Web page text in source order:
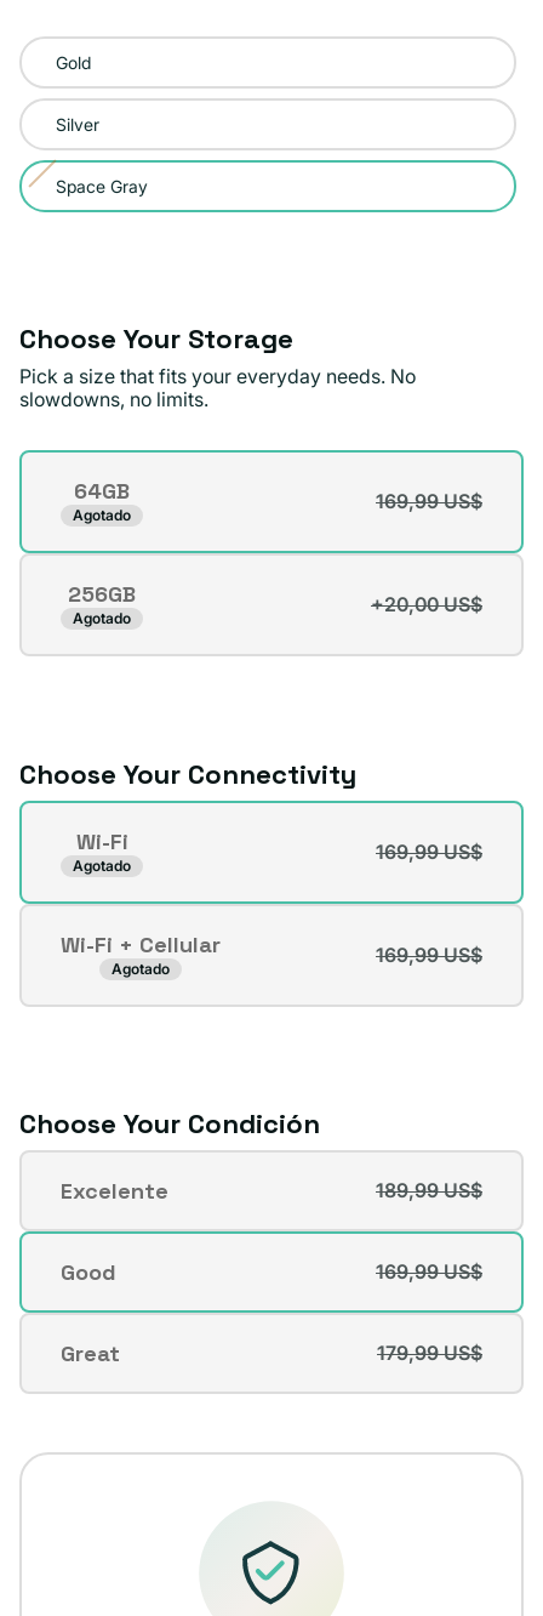
Color:
Space
Gray
Gold
Silver
Space Gray
Variante
disponible
Choose Your Storage
Pick a size that fits your everyday needs. No
slowdowns, no limits.
Storage
64GB
Agotado
169,99 US$
Variante
no
disponible
256GB
Agotado
+20,00 US$
Variante
Choose Your Connectivity
Connectivity
Wi-Fi
Agotado
169,99 US$
Variante
no
disponible
Wi-Fi + Cellular
Agotado
169,99 US$
Variante
Choose Your Condición
Condición
Excelente
Variante
agotada
o
no
disponible
189,99 US$
Good
Variante
agotada
o
no
disponible
169,99 US$
Great
Variante
agotada
no
179,99 US$